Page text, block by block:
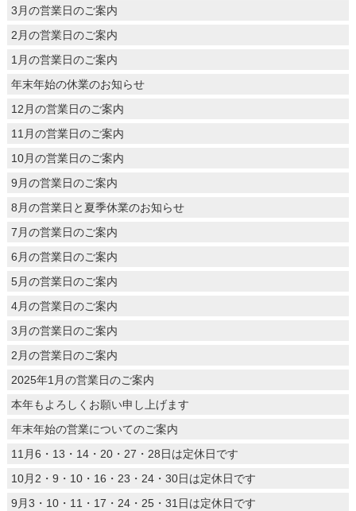
3月の営業日のご案内
2月の営業日のご案内
1月の営業日のご案内
年末年始の休業のお知らせ
12月の営業日のご案内
11月の営業日のご案内
10月の営業日のご案内
9月の営業日のご案内
8月の営業日と夏季休業のお知らせ
7月の営業日のご案内
6月の営業日のご案内
5月の営業日のご案内
4月の営業日のご案内
3月の営業日のご案内
2月の営業日のご案内
2025年1月の営業日のご案内
本年もよろしくお願い申し上げます
年末年始の営業についてのご案内
11月6・13・14・20・27・28日は定休日です
10月2・9・10・16・23・24・30日は定休日です
9月3・10・11・17・24・25・31日は定休日です